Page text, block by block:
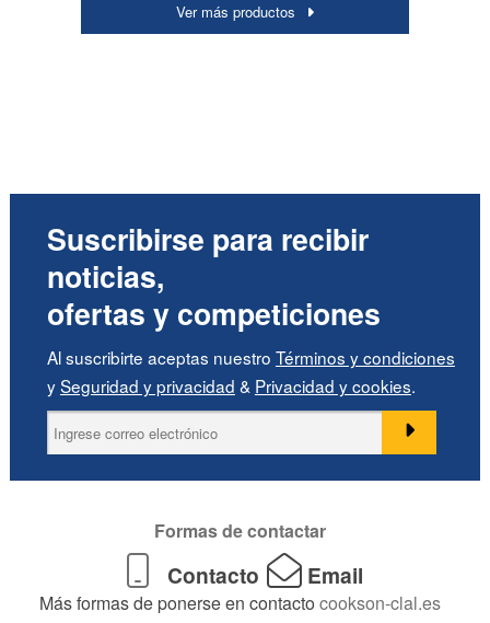
Ver más productos
Suscribirse para recibir
noticias,
ofertas y competiciones
Al suscribirte aceptas nuestro Términos y condiciones
ySeguridad y privacidad & Privacidad y cookies.
Formas de contactar
Contacto Email
Más formas de ponerse en contacto cookson-clal.es